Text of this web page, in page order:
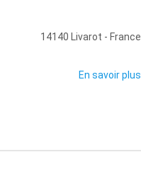
14140 Livarot - France
En savoir plus